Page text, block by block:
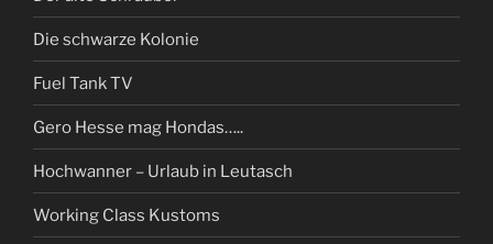
Die schwarze Kolonie
Fuel Tank TV
Gero Hesse mag Hondas…..
Hochwanner – Urlaub in Leutasch
Working Class Kustoms